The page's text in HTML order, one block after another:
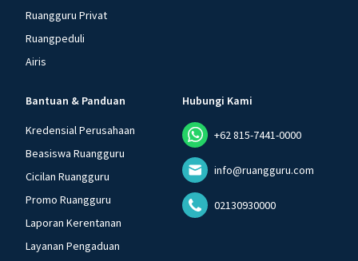
Ruangguru Privat
Ruangpeduli
Airis
Bantuan & Panduan
Kredensial Perusahaan
Beasiswa Ruangguru
Cicilan Ruangguru
Promo Ruangguru
Laporan Kerentanan
Layanan Pengaduan
Hubungi Kami
+62 815-7441-0000
info@ruangguru.com
02130930000